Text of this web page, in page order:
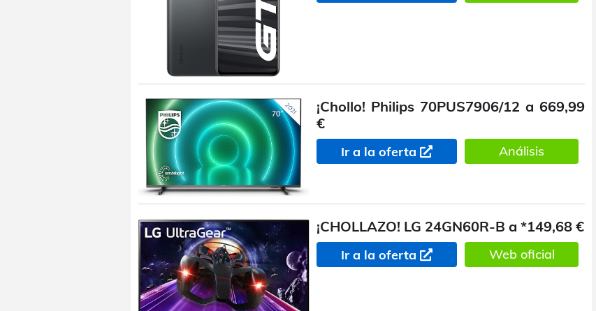
¡Chollo! Philips 70PUS7906/12 a 669,99
€
Ir a la oferta Análisis
¡CHOLLAZO! LG 24GN60R-B a *149,68 €
Ir a la oferta Web oficial